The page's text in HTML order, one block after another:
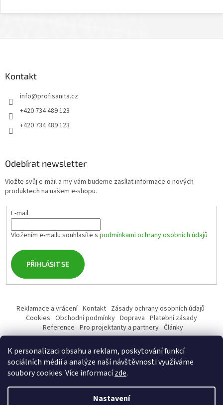
K personalizaci obsahu a reklam, poskytování funkcí
sociálních médií a analýze naší návštěvnosti využíváme
soubory cookies. Více informacízde.
Nastavení
Kontakt
info@profisanita.cz
+420 734 489 123
+420 734 489 123
Odebírat newsletter
Vložte svůj e-mail a my vám budeme zasílat informace o nových
produktech na našem e-shopu.
E-mail
Vložením e-mailu souhlasíte s podmínkami ochrany osobních údajů
PŘIHLÁSIT SE
Reklamace a vrácení Kontakt Zásady ochrany osobních údajů
Cookies Obchodní podmínky Doprava Platební zásady
Reference Pro projektanty a partnery Články